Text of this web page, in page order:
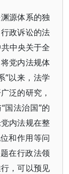
源体系的独
政诉讼的法
中央关于全
党内法规体
”以来，法学
泛的研究，
国法治国”的
内法规在整
和作用等问
在行政法领
，可以预见